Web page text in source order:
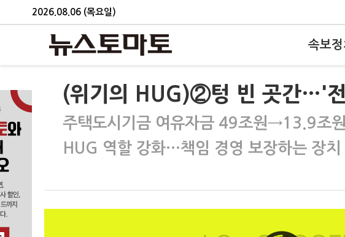
2026.08.06 (목요일)
속보정
(위기의 HUG)②텅 빈 곳간…'
주택도시기금 여유자금 49조원→13.9조원
HUG 역할 강화…책임 경영 보장하는 장치